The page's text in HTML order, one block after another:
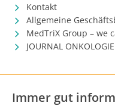
Kontakt
Allgemeine
MedTriX Group – we
JOURNAL
Immer gut